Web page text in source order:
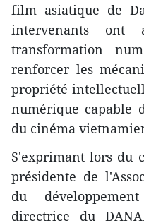
film asiatique de
intervenants ont
transformation
renforcer les
propriété
numérique capable
du cinéma
S'exprimant lors du
présidente de
du
directrice du